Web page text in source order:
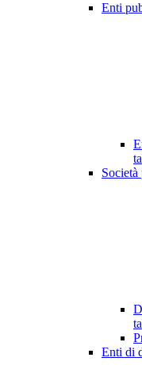
Enti
Società
Enti di